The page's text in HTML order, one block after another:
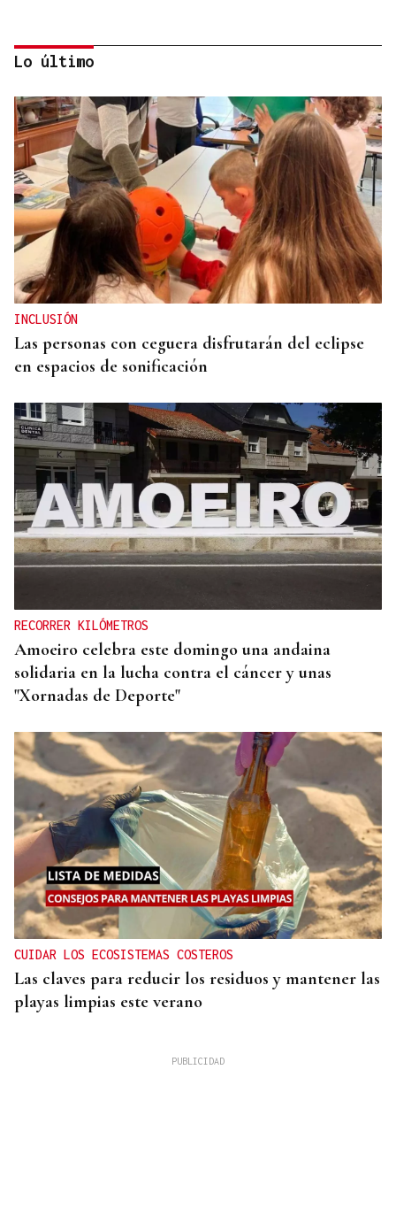
DIA DE GALICIA
Naturales de Galicia celebra el dia de la Patria
gallega venerando al Apóstol Santiago
Lo último
INCLUSIÓN
Las personas con ceguera disfrutarán del eclipse
en espacios de sonificación
RECORRER KILÓMETROS
Amoeiro celebra este domingo una andaina
solidaria en la lucha contra el cáncer y unas
"Xornadas de Deporte"
CUIDAR LOS ECOSISTEMAS COSTEROS
Las claves para reducir los residuos y mantener las
playas limpias este verano